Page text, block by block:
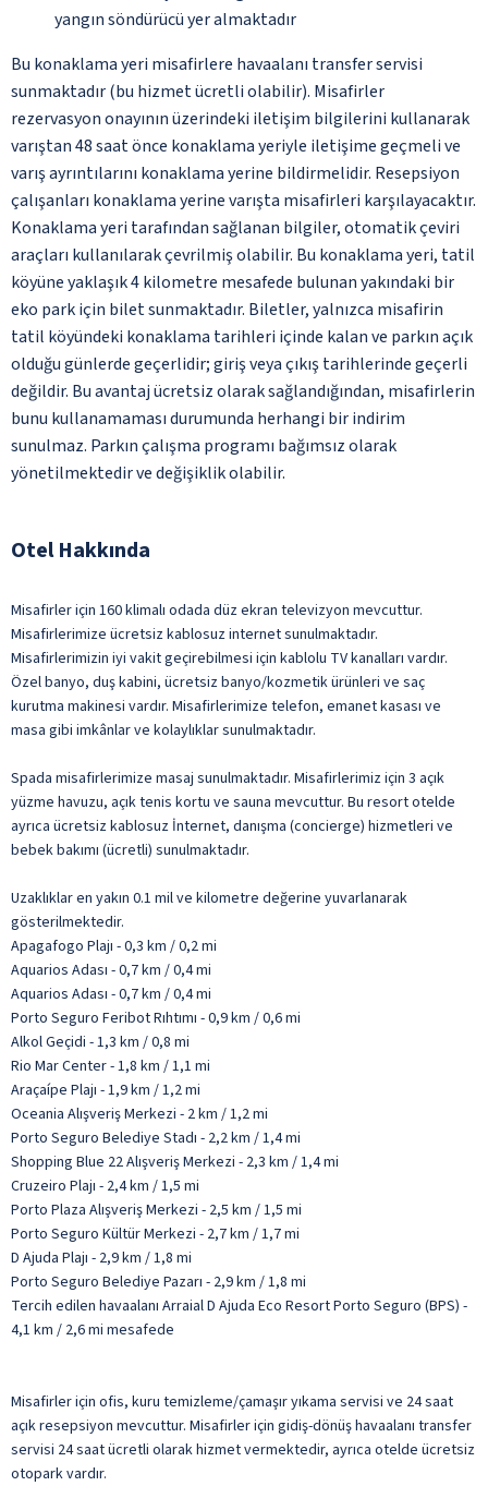
yangın söndürücü yer almaktadır
Bu konaklama yeri misafirlere havaalanı transfer servisi
sunmaktadır (bu hizmet ücretli olabilir). Misafirler
rezervasyon onayının üzerindeki iletişim bilgilerini kullanarak
varıştan 48 saat önce konaklama yeriyle iletişime geçmeli ve
varış ayrıntılarını konaklama yerine bildirmelidir. Resepsiyon
çalışanları konaklama yerine varışta misafirleri karşılayacaktır.
Konaklama yeri tarafından sağlanan bilgiler, otomatik çeviri
araçları kullanılarak çevrilmiş olabilir. Bu konaklama yeri, tatil
köyüne yaklaşık 4 kilometre mesafede bulunan yakındaki bir
eko park için bilet sunmaktadır. Biletler, yalnızca misafirin
tatil köyündeki konaklama tarihleri içinde kalan ve parkın açık
olduğu günlerde geçerlidir; giriş veya çıkış tarihlerinde geçerli
değildir. Bu avantaj ücretsiz olarak sağlandığından, misafirlerin
bunu kullanamaması durumunda herhangi bir indirim
sunulmaz. Parkın çalışma programı bağımsız olarak
yönetilmektedir ve değişiklik olabilir.
Otel Hakkında
Misafirler için 160 klimalı odada düz ekran televizyon mevcuttur.
Misafirlerimize ücretsiz kablosuz internet sunulmaktadır.
Misafirlerimizin iyi vakit geçirebilmesi için kablolu TV kanalları vardır.
Özel banyo, duş kabini, ücretsiz banyo/kozmetik ürünleri ve saç
kurutma makinesi vardır. Misafirlerimize telefon, emanet kasası ve
masa gibi imkânlar ve kolaylıklar sunulmaktadır.
Spada misafirlerimize masaj sunulmaktadır. Misafirlerimiz için 3 açık
yüzme havuzu, açık tenis kortu ve sauna mevcuttur. Bu resort otelde
ayrıca ücretsiz kablosuz İnternet, danışma (concierge) hizmetleri ve
bebek bakımı (ücretli) sunulmaktadır.
Uzaklıklar en yakın 0.1 mil ve kilometre değerine yuvarlanarak
gösterilmektedir.
Apagafogo Plajı - 0,3 km / 0,2 mi
Aquarios Adası - 0,7 km / 0,4 mi
Aquarios Adası - 0,7 km / 0,4 mi
Porto Seguro Feribot Rıhtımı - 0,9 km / 0,6 mi
Alkol Geçidi - 1,3 km / 0,8 mi
Rio Mar Center - 1,8 km / 1,1 mi
Araçaípe Plajı - 1,9 km / 1,2 mi
Oceania Alışveriş Merkezi - 2 km / 1,2 mi
Porto Seguro Belediye Stadı - 2,2 km / 1,4 mi
Shopping Blue 22 Alışveriş Merkezi - 2,3 km / 1,4 mi
Cruzeiro Plajı - 2,4 km / 1,5 mi
Porto Plaza Alışveriş Merkezi - 2,5 km / 1,5 mi
Porto Seguro Kültür Merkezi - 2,7 km / 1,7 mi
D Ajuda Plajı - 2,9 km / 1,8 mi
Porto Seguro Belediye Pazarı - 2,9 km / 1,8 mi
Tercih edilen havaalanı Arraial D Ajuda Eco Resort Porto Seguro (BPS) -
4,1 km / 2,6 mi mesafede
Misafirler için ofis, kuru temizleme/çamaşır yıkama servisi ve 24 saat
açık resepsiyon mevcuttur. Misafirler için gidiş-dönüş havaalanı transfer
servisi 24 saat ücretli olarak hizmet vermektedir, ayrıca otelde ücretsiz
otopark vardır.